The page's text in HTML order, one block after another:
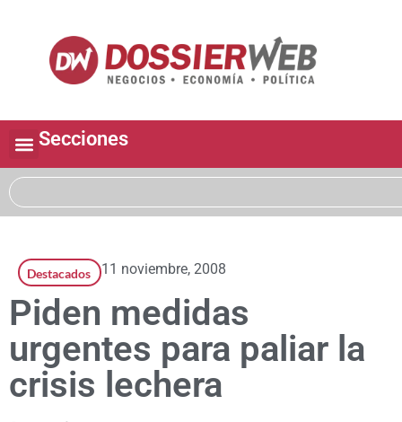
Secciones
Destacados 11 noviembre, 2008
Piden medidas
urgentes para paliar la
crisis lechera